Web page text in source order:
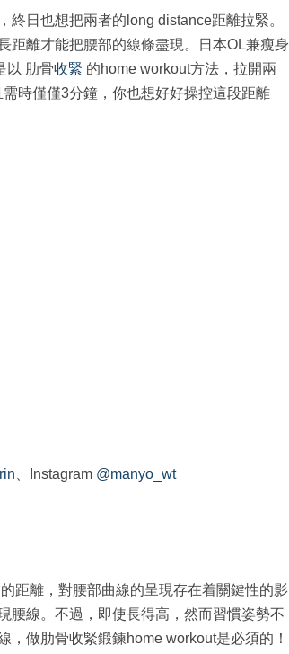
日也想把兩者的long distance距離拉緊。
距離才能把腰部的線條盡現。日本OL兼瘦身
以 肋骨收緊 的home workout方法，拉開兩
時僅僅3分鐘，你也想好好操控這段距離
、Instagram @manyo_wt
距離，對腰部曲線的呈現存在着關鍵性的影
腰線。不過，即使長得高，然而習慣姿勢不
做肋骨收緊鍛鍊home workout是必須的！